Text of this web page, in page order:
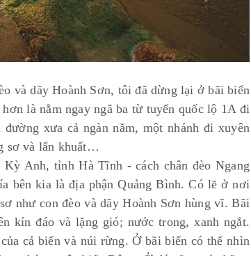
và dãy Hoành Sơn, tôi đã dừng lại ở bãi biển
là nằm ngay ngã ba từ tuyến quốc lộ 1A đi
xưa cả ngàn năm, một nhánh đi xuyên
sơ và lẩn khuất…
Anh, tỉnh Hà Tĩnh - cách chân đèo Ngang
bên kia là địa phận Quảng Bình. Có lẽ ở nơi
như con đèo và dãy Hoành Sơn hùng vĩ. Bãi
kín đáo và lặng gió; nước trong, xanh ngắt.
cả biển và núi rừng. Ở bãi biển có thể nhìn